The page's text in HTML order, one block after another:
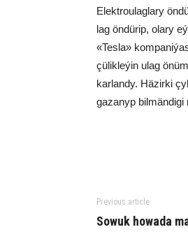
Elekt­rou­lag­la­ry
lag ön­dü­rip, ola­ry
«Tes­la»
çü­lik­le­ýin ulag
kar­lan­dy. Hä­zir­ki
ga­za­nyp bil­män­di­gi
Previous article
So­wuk ho­wa­da